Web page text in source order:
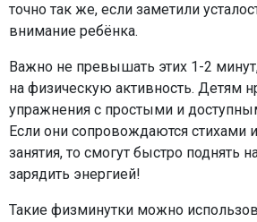
точно так же, если заметили
внимание ребёнка.
Важно не превышать этих 1-2
на физическую активность. Детям
упражнения с простыми и
Если они сопровождаются стихами
занятия, то смогут быстро поднять
зарядить энергией!
Такие физминутки можно